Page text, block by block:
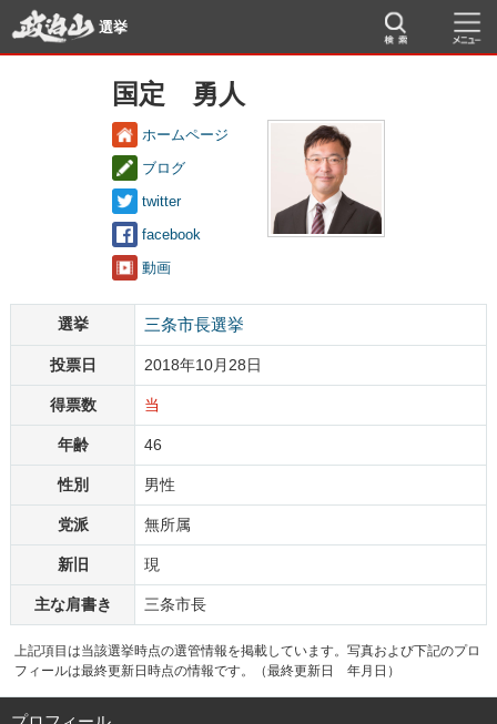
選挙
国定 勇人
ホームページ
ブログ
twitter
facebook
動画
選挙 三条市長選挙
投票日 2018年10月28日
得票数 当
年齢 46
性別 男性
党派 無所属
新旧 現
主な肩書き 三条市長
上記項目は当該選挙時点の選管情報を掲載しています。写真および下記のプロ
フィールは最終更新日時点の情報です。（最終更新日 年月日）